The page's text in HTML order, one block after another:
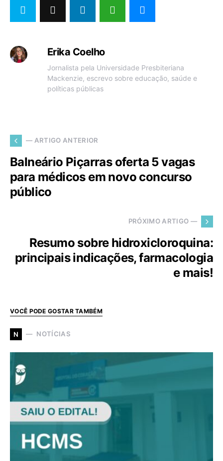
Erika Coelho
Jornalista pela Universidade Presbiteriana
Mackenzie, escrevo sobre educação, saúde e
políticas públicas
— ARTIGO ANTERIOR
Balneário Piçarras oferta 5 vagas
para médicos em novo concurso
público
PRÓXIMO ARTIGO —
Resumo sobre hidroxicloroquina:
principais indicações, farmacologia
e mais!
VOCÊ PODE GOSTAR TAMBÉM
N NOTÍCIAS